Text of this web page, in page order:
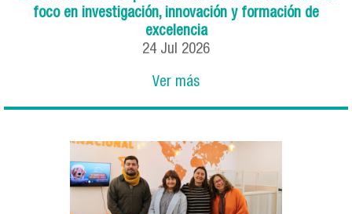
foco en investigación, innovación y formación de
excelencia
24 Jul 2026
Ver más